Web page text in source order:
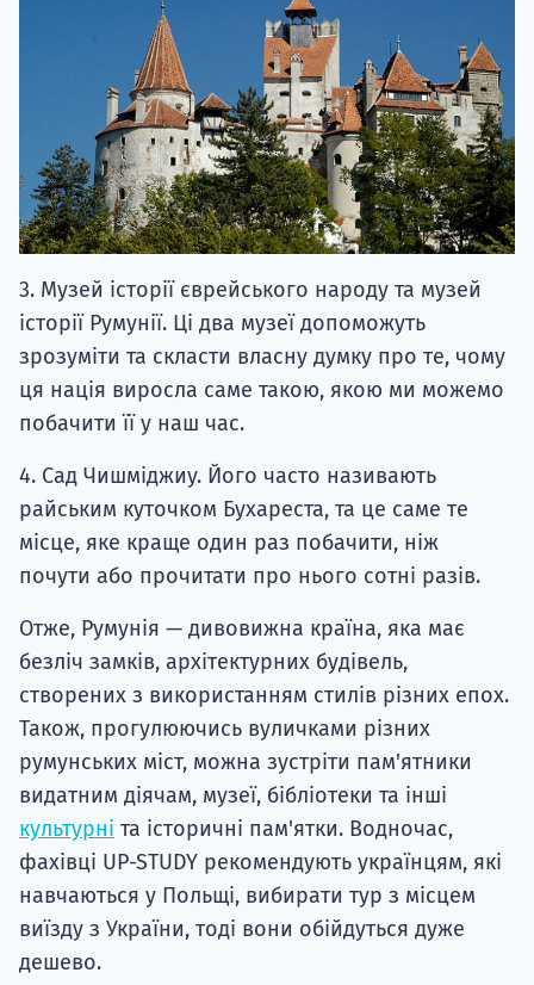
3. Музей історії єврейського народу та музей
історії Румунії. Ці два музеї допоможуть
зрозуміти та скласти власну думку про те, чому
ця нація виросла саме такою, якою ми можемо
побачити її у наш час.
4. Сад Чишміджиу. Його часто називають
райським куточком Бухареста, та це саме те
місце, яке краще один раз побачити, ніж
почути або прочитати про нього сотні разів.
Отже, Румунія — дивовижна країна, яка має
безліч замків, архітектурних будівель,
створених з використанням стилів різних епох.
Також, прогулюючись вуличками різних
румунських міст, можна зустріти пам'ятники
видатним діячам, музеї, бібліотеки та інші
культурні та історичні пам'ятки. Водночас,
фахівці UP-STUDY рекомендують українцям, які
навчаються у Польщі, вибирати тур з місцем
виїзду з України, тоді вони обійдуться дуже
дешево.